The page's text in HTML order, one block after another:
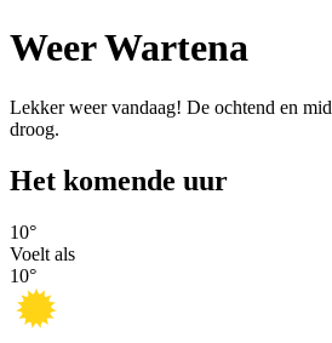
Weer Wartena
Lekker weer vandaag! De ochtend en
droog.
Het komende uur
10°
Voelt als
10°